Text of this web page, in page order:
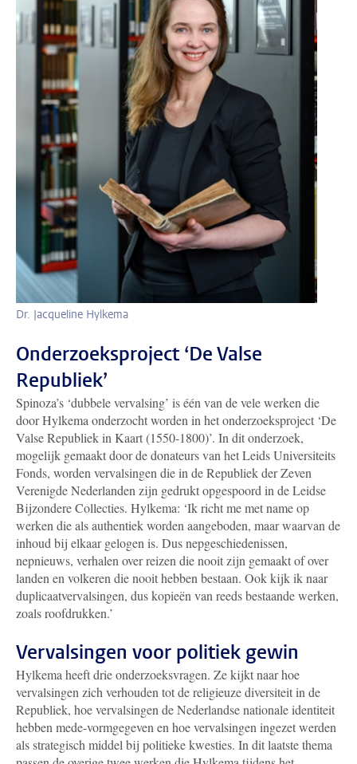
Dr. Jacqueline Hylkema
Onderzoeksproject ‘De Valse
Republiek’
Spinoza’s ‘dubbele vervalsing’ is één van de vele werken die
door Hylkema onderzocht worden in het onderzoeksproject ‘De
Valse Republiek in Kaart (1550-1800)’. In dit onderzoek,
mogelijk gemaakt door de donateurs van hetLeids Universiteits
Fonds, worden vervalsingen die in de Republiek der Zeven
Verenigde Nederlanden zijn gedrukt opgespoord in de Leidse
Bijzondere Collecties. Hylkema: ‘Ik richt me met name op
werken die als authentiek worden aangeboden, maar waarvan de
inhoud bij elkaar gelogen is. Dus nepgeschiedenissen,
nepnieuws, verhalen over reizen die nooit zijn gemaakt of over
landen en volkeren die nooit hebben bestaan. Ook kijk ik naar
duplicaatvervalsingen, dus kopieën van reeds bestaande werken,
zoals roofdrukken.’
Vervalsingen voor politiek gewin
Hylkema heeft drie onderzoeksvragen. Ze kijkt naar hoe
vervalsingen zich verhouden tot de religieuze diversiteit in de
Republiek, hoe vervalsingen de Nederlandse nationale identiteit
hebben mede-vormgegeven en hoe vervalsingen ingezet werden
als strategisch middel bij politieke kwesties. In dit laatste thema